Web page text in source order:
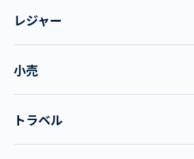
レジャー
小売
トラベル